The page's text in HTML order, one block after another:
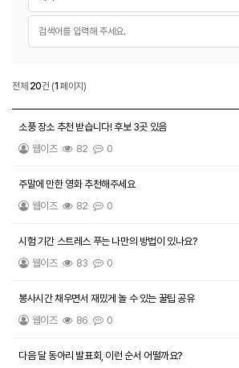
자유게시판
전체 20건 (1 페이지)
소풍 장소 추천 받습니다! 후보 3곳 있음
웹이즈
82 0
주말에 만한 영화 추천해주세요
웹이즈
82 0
시험 기간 스트레스 푸는 나만의 방법이 있나요?
웹이즈
83 0
봉사시간 채우면서 재밌게 놀 수 있는 꿀팁 공유
웹이즈
86 0
다음 달 동아리 발표회, 이런 순서 어떨까요?